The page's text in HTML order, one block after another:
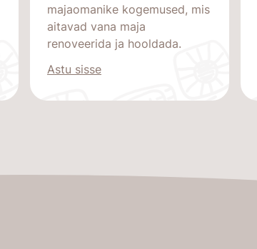
majaomanike kogemused, mis
aitavad vana maja
renoveerida ja hooldada.
Astu sisse